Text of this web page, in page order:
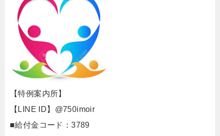
【特例案内所】
【LINE ID】@750imoir
■給付金コード：3789